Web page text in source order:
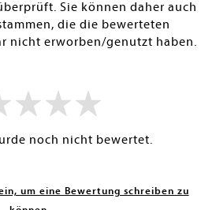
Sie können daher auch
die die bewerteten
nicht erworben/genutzt haben.
noch nicht bewertet.
um eine Bewertung schreiben zu